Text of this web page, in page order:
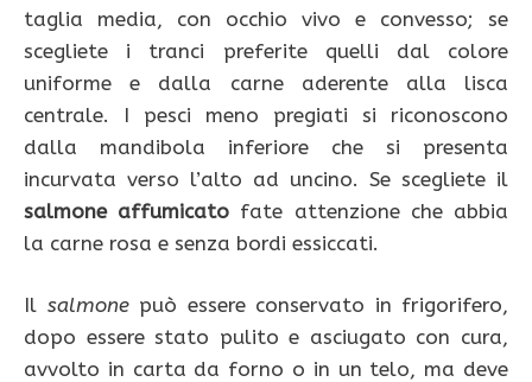
taglia media, con occhio vivo e convesso; se
scegliete i tranci preferite quelli dal colore
uniforme e dalla carne aderente alla lisca
centrale. I pesci meno pregiati si riconoscono
dalla mandibola inferiore che si presenta
incurvata verso l’alto ad uncino. Se scegliete il
salmone affumicato fate attenzione che abbia
la carne rosa e senza bordi essiccati.
Il salmonepuò essere conservato in frigorifero,
dopo essere stato pulito e asciugato con cura,
avvolto in carta da forno o in un telo, ma deve